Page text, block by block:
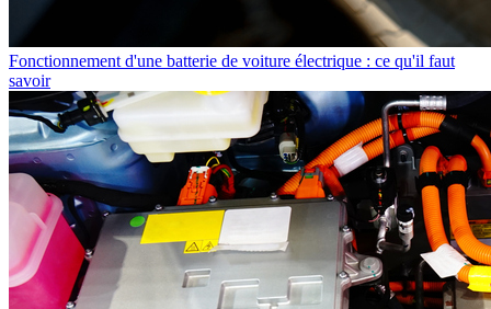
Fonctionnement d'une batterie de voiture électrique : ce qu'il faut
savoir